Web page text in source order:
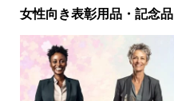
女性向き表彰用品・記念品